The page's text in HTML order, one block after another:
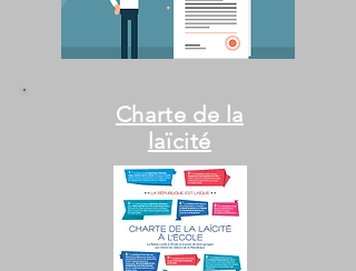
Charte de la
laïcité